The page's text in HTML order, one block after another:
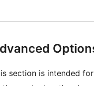
section is intended